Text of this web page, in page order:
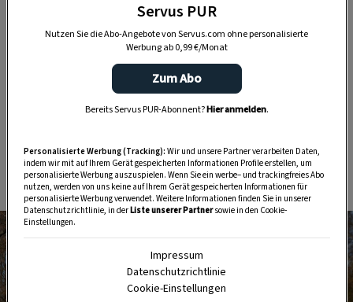
Sie stammt aus dem westlichen Himalaya
(Kaschmir bis Nepal); bis zu 20 Meter hoher
Baum; frosthart bis etwa –35 °C.
ist ein niederländischer Klon, der
häufig unter der BezeichnungBetula
schimmertauffallend weißund rollt sich quer
ab.
Servus PUR
Nutzen Sie die Abo-Angebote von Servus.com ohne personalisierte
Werbung ab 0,99 €/Monat
Zum Abo
Bereits Servus PUR-Abonnent?Hier anmelden.
Personalisierte Werbung (Tracking): Wir und unsere Partner verarbeiten Daten,
indem wir mit auf Ihrem Gerät gespeicherten Informationen Profile erstellen, um
personalisierte Werbung auszuspielen. Wenn Sie ein werbe– und trackingfreies Abo
nutzen, werden von uns keine auf Ihrem Gerät gespeicherten Informationen für
personalisierte Werbung verwendet. Weitere Informationen finden Sie in unserer
Datenschutzrichtlinie, in derListe unserer Partnersowie in den Cookie-
Einstellungen.
Impressum
Datenschutzrichtlinie
Cookie-Einstellungen